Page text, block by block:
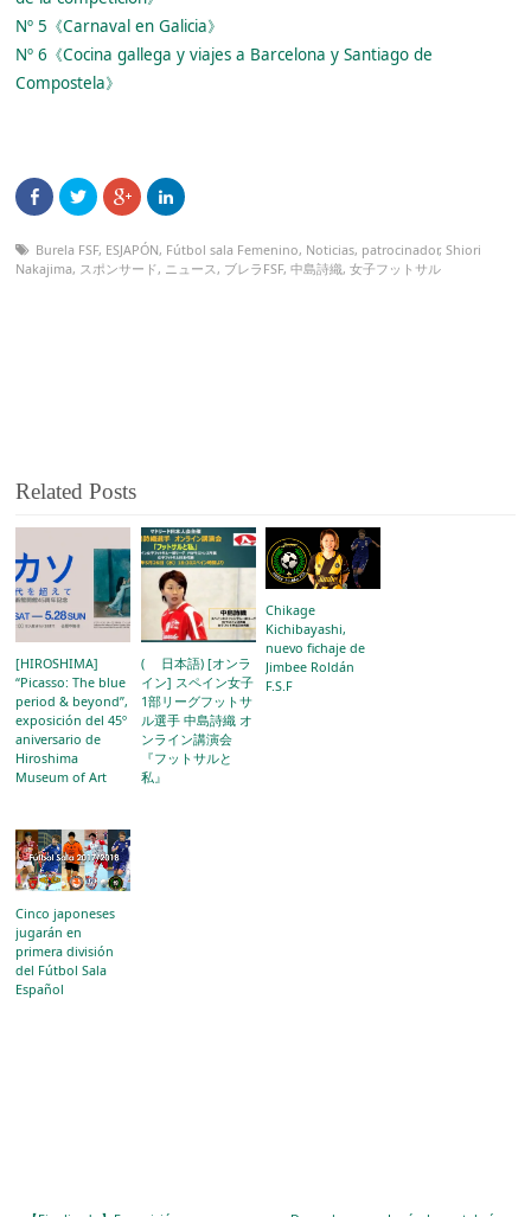
Nº 5《Carnaval en Galicia》
Nº 6《Cocina gallega y viajes a Barcelona y Santiago de
Compostela》
Burela FSF, ESJAPÓN, Fútbol sala Femenino, Noticias, patrocinador,Shiori
Nakajima, スポンサード, ニュース , ブレラFSF,中島詩織,女子フットサル
Related Posts
[HIROSHIMA]
“Picasso: The blue
period & beyond”,
exposición del 45º
aniversario de
Hiroshima
Museum of Art
( 日本語) [オンラ
イン] スペイン女子
1部リーグフットサ
ル選手 中島詩織 オ
ンライン講演会
『フットサルと
私』
Chikage
Kichibayashi,
nuevo fichaje de
Jimbee Roldán
F.S.F
Cinco japoneses
jugarán en
primera división
del Fútbol Sala
Español